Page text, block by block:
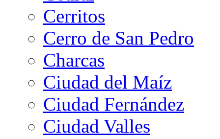
Cerritos
Cerro de San Pedro
Charcas
Ciudad del Maíz
Ciudad Fernández
Ciudad Valles